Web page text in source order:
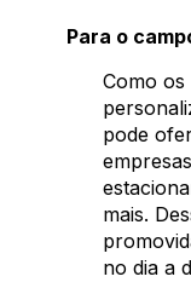
Para o
Como os
pode
mais.
no dia a